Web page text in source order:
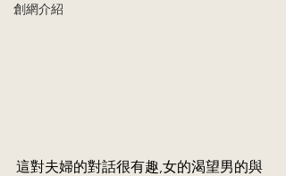
創網介紹
這對夫婦的對話很有趣,女的渴望男的與